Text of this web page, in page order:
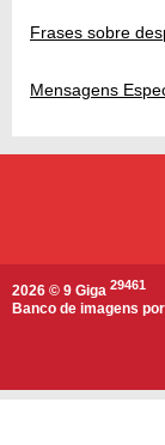
Frases sobre
Mensagens
2026 © 9 Giga 29461
Banco de imagens por